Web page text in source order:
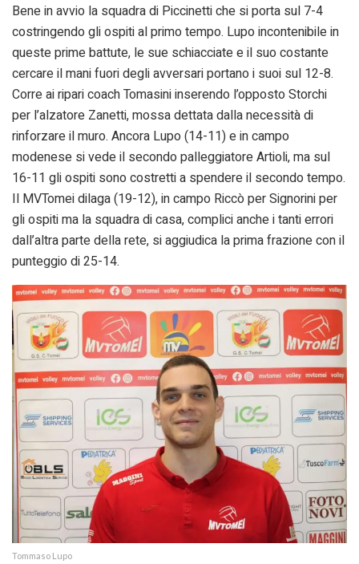
Bene in avvio la squadra di Piccinetti che si porta sul 7-4
costringendo gli ospiti al primo tempo. Lupo incontenibile in
queste prime battute, le sue schiacciate e il suo costante
cercare il mani fuori degli avversari portano i suoi sul 12-8.
Corre ai ripari coach Tomasini inserendo l’opposto Storchi
per l’alzatore Zanetti, mossa dettata dalla necessità di
rinforzare il muro. Ancora Lupo (14-11) e in campo
modenese si vede il secondo palleggiatore Artioli, ma sul
16-11 gli ospiti sono costretti a spendere il secondo tempo.
Il MVTomei dilaga (19-12), in campo Riccò per Signorini per
gli ospiti ma la squadra di casa, complici anche i tanti errori
dall’altra parte della rete, si aggiudica la prima frazione con il
punteggio di 25-14.
Tommaso Lupo